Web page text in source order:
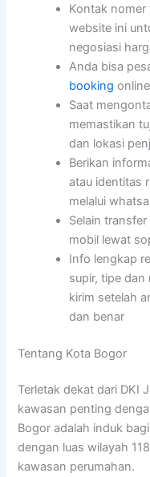
Kontak nomer
website ini
negosiasi
Anda bisa
booking
Saat
memastikan
dan lokasi
Berikan
atau identitas
melalui
Selain
mobil lewat
Info lengkap
supir, tipe
kirim setelah
dan benar
Tentang Kota Bogor
Terletak dekat dari DKI
kawasan penting
Bogor adalah induk
dengan luas wilayah
kawasan perumahan.